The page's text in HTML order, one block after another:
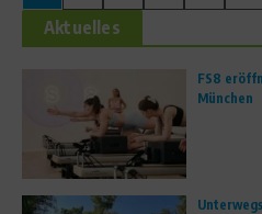
Aktuelles
FS8
München